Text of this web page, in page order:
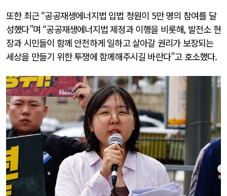
또한 최근 “공공재생에너지법 입법 청원이 5만 명의 참여를 달
성했다”며 “공공재생에너지법 제정과 이행을 비롯해, 발전소 현
장과 시민들이 함께 안전하게 일하고 살아갈 권리가 보장되는
세상을 만들기 위한 투쟁에 함께해주시길 바란다”고 호소했다.